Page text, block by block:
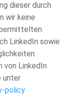
dieser durch
wir keine
LinkedIn sowie
von LinkedIn
unter
policy